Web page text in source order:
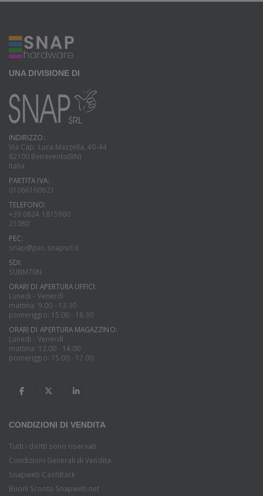
UNA DIVISIONE DI
INDIRIZZO:
Via Cap. Luca Mazzella, 40-44
82100 Benevento(BN)
Italia
PARTITA IVA:
01066160621
TELEFONO:
+39 0824 1815960
21080
PEC:
snap@pec.snapsrl.it
SDI:
SUBM70N
ORARI DI APERTURA UFFICI:
Lunedi - Venerdì
mattina: 9.00 - 13.30
pomeriggio: 15.00 - 18.30
ORARI DI APERTURA MAGAZZINO:
Lunedi - Venerdì
mattina: 12.00 - 14.00
pomeriggio: 15.00 - 17.00
CONDIZIONI DI VENDITA
Tutti i diritti sono riservati
Condizioni Generali di Vendita
Snapweb CashBack
Buoni Sconto Snapweb.net